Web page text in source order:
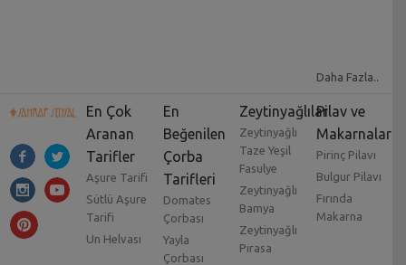
Daha Fazla..
En Çok
Aranan
Tarifler
Aşure Tarifi
Sütlü Aşure
Tarifi
Un Helvası
En
Beğenilen
Çorba
Tarifleri
Domates
Çorbası
Yayla
Çorbası
Zeytinyağlılar
Zeytinyağlı
Taze Yeşil
Fasulye
Zeytinyağlı
Bamya
Zeytinyağlı
Pırasa
Pilav ve
Makarnalar
Pirinç Pilavı
Bulgur Pilavı
Fırında
Makarna